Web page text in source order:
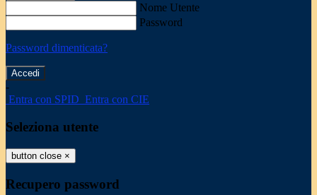
Nome Utente
Password
Password dimenticata?
-
Entra con SPID Entra con CIE
Seleziona utente
button close ×
Recupero password